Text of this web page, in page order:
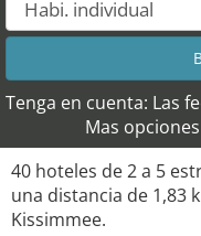
Tenga en cuenta: Las
Mas
40 hoteles de 2 a 5
una distancia de 1,83
Kissimmee.